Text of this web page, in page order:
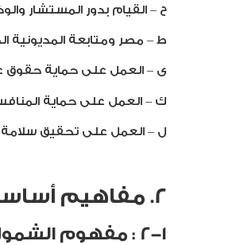
ح – القيام بدور المستشار
ط – مصر ومتابعة المديونية
ى – العمل على حماية حقوق
ك – العمل على حماية
ل – العمل على تحقيق
2. مفاهيم أساسية حول الشمول والتثقيف المالي:
2-1 : مفهوم الشمول المالي: